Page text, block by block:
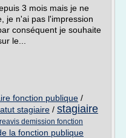
3 mois mais je ne
je n'ai pas l'impression
conséquent je souhaite
le...
fonction publique /
stagiaire / stagiaire
demission fonction
la fonction publique